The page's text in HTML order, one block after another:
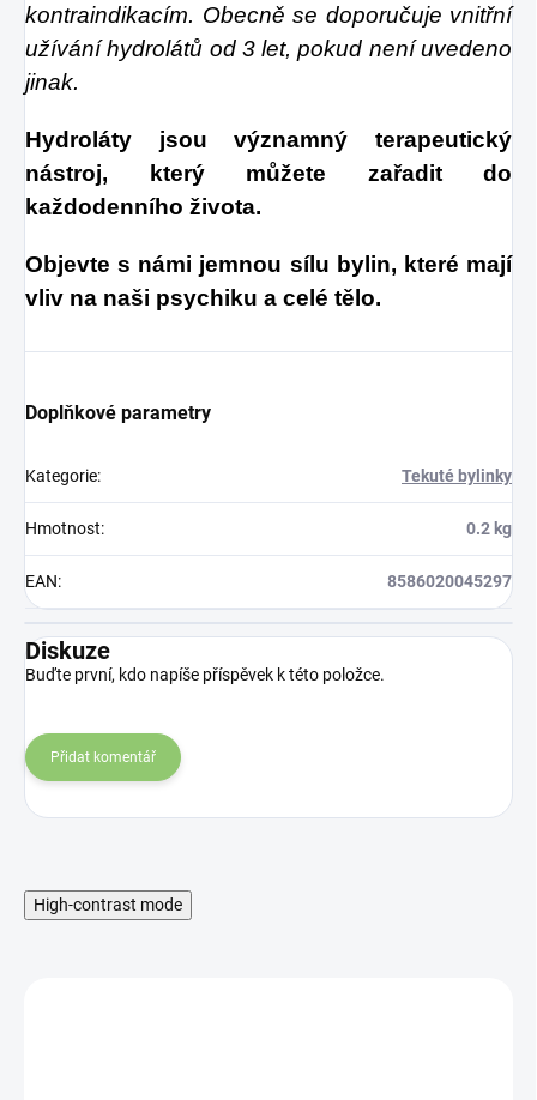
kontraindikacím. Obecně se doporučuje vnitřní
užívání hydrolátů od 3 let, pokud není uvedeno
jinak.
Hydroláty jsou významný terapeutický
nástroj, který můžete zařadit do
každodenního života.
Objevte s námi jemnou sílu bylin, které mají
vliv na naši psychiku a celé tělo.
Doplňkové parametry
Kategorie: Tekuté bylinky
Hmotnost: 0.2 kg
EAN: 8586020045297
Diskuze
Buďte první, kdo napíše příspěvek k této položce.
Přidat komentář
High-contrast mode